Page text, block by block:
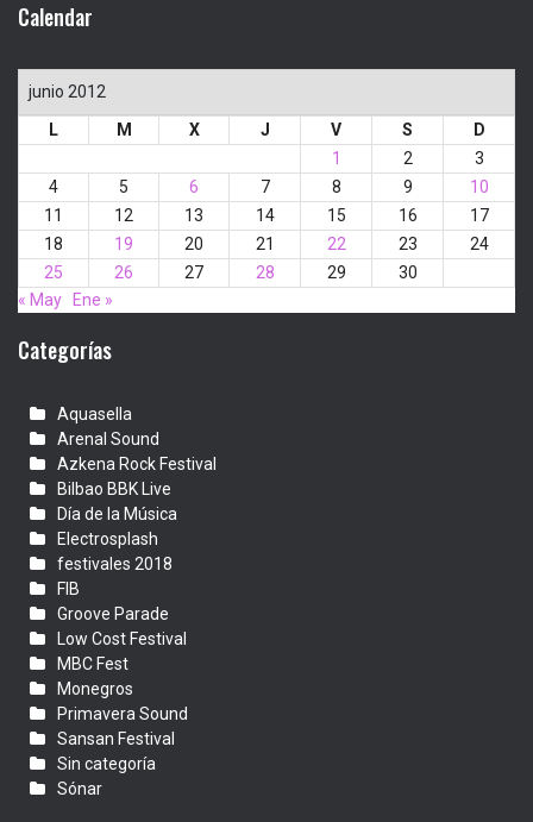
Calendar
junio 2012
L
M X J V S
D
1
2
3
4
5 6 7 8 9
10
11
12 13 14 15 16
17
18
19 20 21 22 23
24
25
26 27 28 29
30
« May
Ene »
Categorías
Aquasella
Arenal Sound
Azkena Rock Festival
Bilbao BBK Live
Día de la Música
Electrosplash
festivales 2018
FIB
Groove Parade
Low Cost Festival
MBC Fest
Monegros
Primavera Sound
Sansan Festival
Sin categoría
Sónar